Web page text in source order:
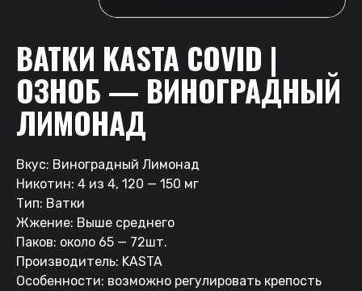
ВАТКИ KASTA COVID |
ОЗНОБ — ВИНОГРАДНЫЙ
ЛИМОНАД
Вкус: Виноградный Лимонад
Никотин: 4 из 4, 120 — 150 мг
Тип: Ватки
Жжение: Выше среднего
Паков: около 65 — 72шт.
Производитель: KASTA
Особенности: возможно регулировать крепость